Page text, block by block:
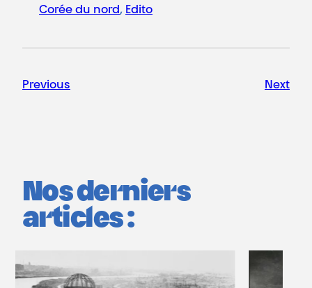
Corée du nord , Edito
Previous Next
Nos derniers
articles :